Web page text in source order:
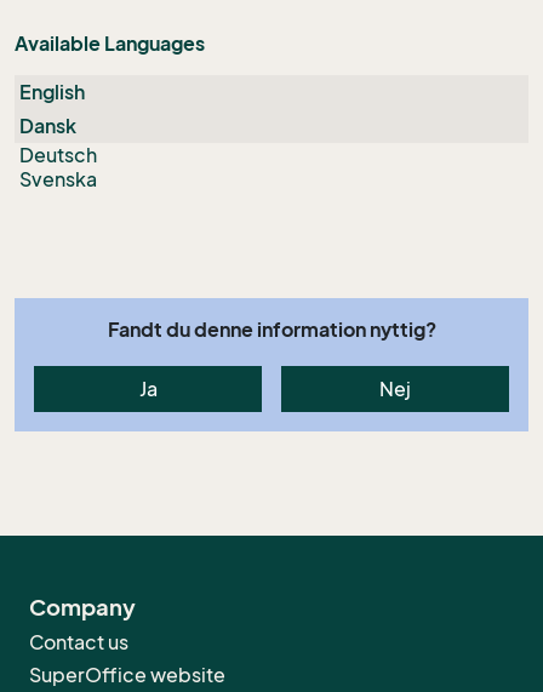
Available Languages
English
Dansk
Deutsch
Svenska
Fandt du denne information nyttig?
Ja Nej
Company
Contact us
SuperOffice website